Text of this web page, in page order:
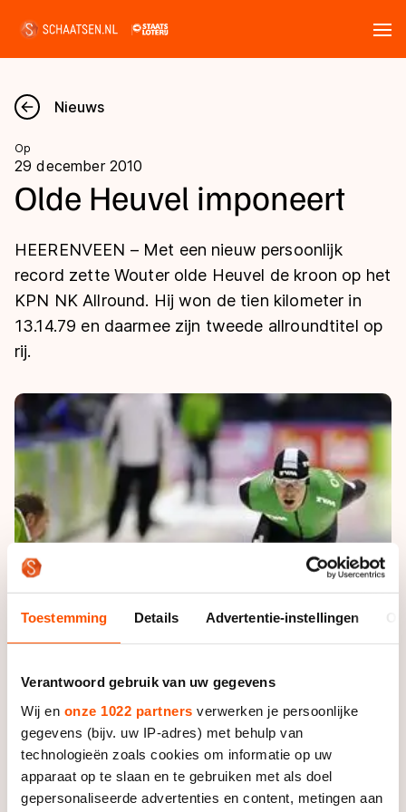
Toestemming Details Advertentie-instellingen
Verantwoord gebruik van uw gegevens
Wij en onze 1022 partners verwerken je persoonlijke
gegevens (bijv. uw IP-adres) met behulp van
technologieën zoals cookies om informatie op uw
apparaat op te slaan en te gebruiken met als doel
gepersonaliseerde advertenties en content, metingen aan
Nieuws
Kalender
Marathon
Langebaan
Kunstschaatsen
Schoonrijden
Uitslagen
Langebaan
Shorttrack
Marathon
Inlineskaten
Kunstschaatsen
Tijden & historie
Ranglijsten Langebaan
Persoonlijke records & tijden
Historie & statistiek
De weg op
Inschrijven wedstrijden
Algemene Nederlandse Schaatstijd
Deze zomer de weg op
Schaatsfans
Alles voor jou als schaatsfan
Evenementen
Tickets
Livestreams
Word schaatsfan!
Winacties
Olympische Spelen
Olympische Spelen
Nieuws
Op
29 december 2010
Olde Heuvel imponeert
HEERENVEEN – Met een nieuw persoonlijk
record zette Wouter olde Heuvel de kroon op het
KPN NK Allround. Hij won de tien kilometer in
13.14.79 en daarmee zijn tweede allroundtitel op
rij.